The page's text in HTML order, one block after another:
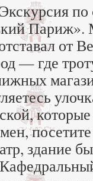
Париж».
от
— где
которые
здание